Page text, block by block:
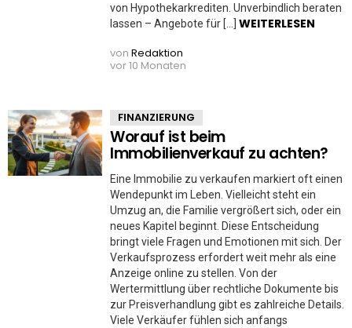
von Hypothekarkrediten. Unverbindlich beraten
lassen – Angebote für […] WEITERLESEN
von Redaktion
vor 10 Monaten
FINANZIERUNG
Worauf ist beim
Immobilienverkauf zu achten?
Eine Immobilie zu verkaufen markiert oft einen
Wendepunkt im Leben. Vielleicht steht ein
Umzug an, die Familie vergrößert sich, oder ein
neues Kapitel beginnt. Diese Entscheidung
bringt viele Fragen und Emotionen mit sich. Der
Verkaufsprozess erfordert weit mehr als eine
Anzeige online zu stellen. Von der
Wertermittlung über rechtliche Dokumente bis
zur Preisverhandlung gibt es zahlreiche Details.
Viele Verkäufer fühlen sich anfangs